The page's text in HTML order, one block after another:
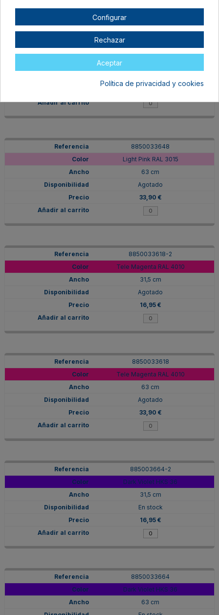
8850033648
Light Pink RAL 3015
63 cm
Agotado
33,90 €
8850033618-2
Tele Magenta RAL 4010
31,5 cm
Agotado
16,95 €
8850033618
Tele Magenta RAL 4010
63 cm
Agotado
33,90 €
885003664-2
Dark Violet HKS 36
31,5 cm
En stock
16,95 €
8850033664
Dark Violet HKS 36
63 cm
Configurar
Rechazar
Aceptar
Política de privacidad y cookies